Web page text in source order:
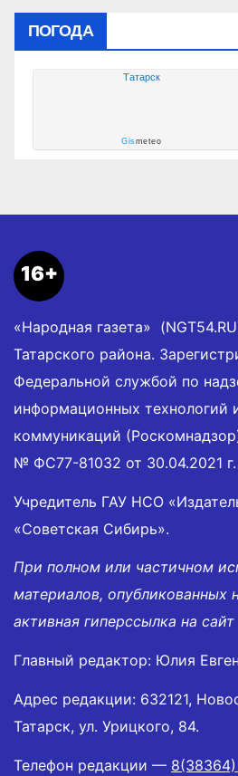
ПОГОДА
Татарск
Gismeteo
16+
«Народная газета»
Татарского района.
Федеральной службой по
информационных технологий
коммуникаций
№ ФС77-81032 от 30.04.2021 г.
Учредитель ГАУ НСО
«Советская Сибирь».
При полном или частичном
материалов, опубликованных
активная гиперссылка на сайт
Главный редактор: Юлия
Адрес редакции: 632121,
Татарск, ул. Урицкого, 84.
Телефон редакции —